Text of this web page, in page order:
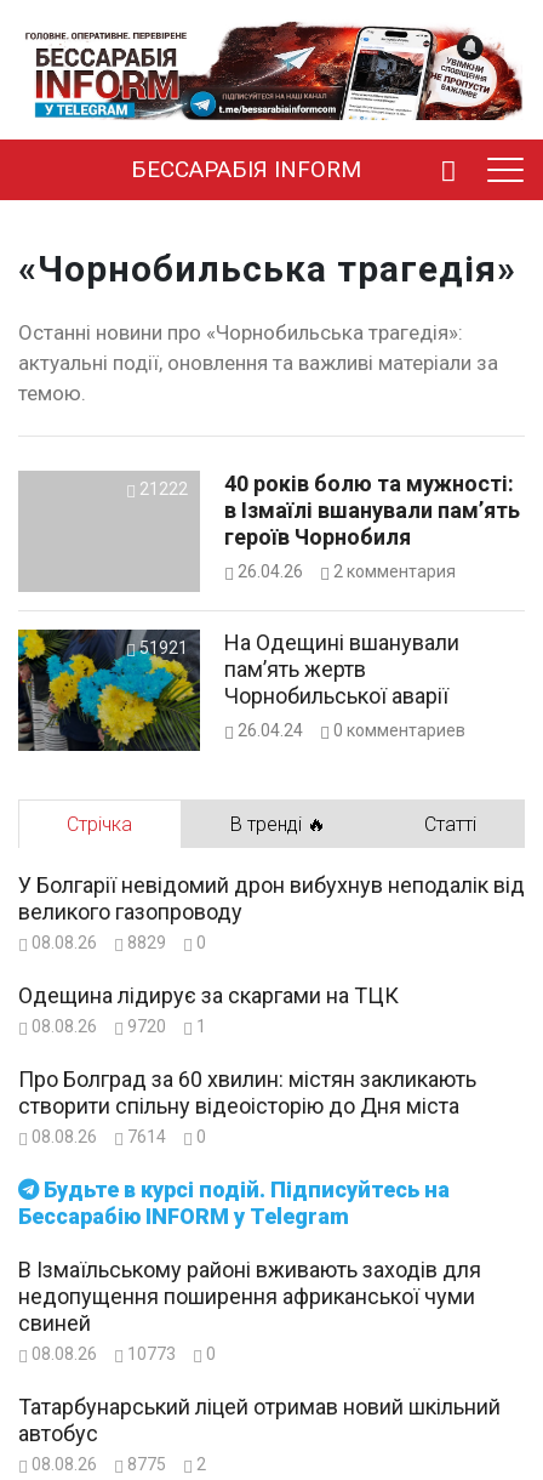
БЕССАРАБІЯ INFORM
«Чорнобильська трагедія»
Останні новини про «Чорнобильська трагедія»:
актуальні події, оновлення та важливі матеріали за
темою.
21222
40 років болю та мужності:
в Ізмаїлі вшанували пам’ять
героїв Чорнобиля
26.04.26 2 комментария
51921
На Одещині вшанували
пам’ять жертв
Чорнобильської аварії
26.04.24 0 комментариев
Стрічка В тренді 🔥 Статті
Будьте в курсі подій. Підписуйтесь на
Бессарабію INFORM у Telegram
У Болгарії невідомий дрон вибухнув неподалік від
великого газопроводу
08.08.26 8829 0
Одещина лідирує за скаргами на ТЦК
08.08.26 9720 1
Про Болград за 60 хвилин: містян закликають
створити спільну відеоісторію до Дня міста
08.08.26 7614 0
В Ізмаїльському районі вживають заходів для
недопущення поширення африканської чуми
свиней
08.08.26 10773 0
Татарбунарський ліцей отримав новий шкільний
автобус
08.08.26 8775 2